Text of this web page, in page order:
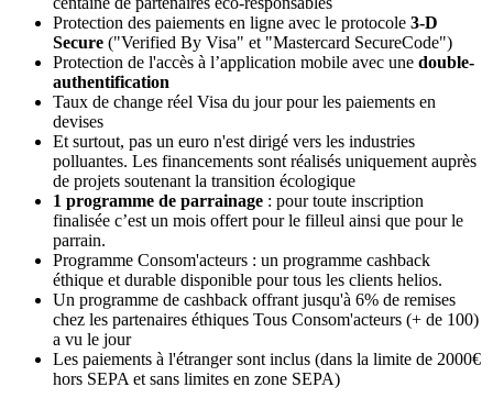
Protection des paiements en ligne avec le protocole 3-D
Secure ("Verified By Visa" et "Mastercard SecureCode")
Protection de l'accès à l’application mobile avec une double-
authentification
Taux de change réel Visa du jour pour les paiements en
devises
Et surtout, pas un euro n'est dirigé vers les industries
polluantes. Les financements sont réalisés uniquement auprès
de projets soutenant la transition écologique
1 programme de parrainage : pour toute inscription
finalisée c’est un mois offert pour le filleul ainsi que pour le
parrain.
Programme Consom'acteurs : un programme cashback
éthique et durable disponible pour tous les clients helios.
Un programme de cashback offrant jusqu'à 6% de remises
chez les partenaires éthiques Tous Consom'acteurs (+ de 100)
a vu le jour
Les paiements à l'étranger sont inclus (dans la limite de 2000€
hors SEPA et sans limites en zone SEPA)